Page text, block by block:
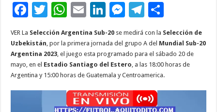
F
ac
e
b
o
o
T
wi
tt
er
W
at
sA
p
p
E
ai
l
Li
k
e
dI
n
M
es
se
n
g
er
T
el
e
gr
a
m
o
m
p
ar
ti
r
VER La Selección Argentina Sub-20 se medirá con la Selección de
Uzbekistán, por la primera jornada del grupo A del Mundial Sub-20
Argentina 2023, el juego esta programado para el sábado 20 de
mayo, en el Estadio Santiago del Estero, a las 18:00 horas de
Argentina y 15:00 horas de Guatemala y Centroamerica.